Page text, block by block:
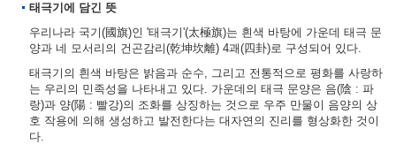
태극기에 담긴 뜻
우리나라 국기(國旗)인 '태극기'(太極旗)는 흰색 바탕에 가운데 태극 문
양과 네 모서리의 건곤감리(乾坤坎離) 4괘(四卦)로 구성되어 있다.
태극기의 흰색 바탕은 밝음과 순수, 그리고 전통적으로 평화를 사랑하
는 우리의 민족성을 나타내고 있다. 가운데의 태극 문양은 음(陰 : 파
랑)과 양(陽 : 빨강)의 조화를 상징하는 것으로 우주 만물이 음양의 상
호 작용에 의해 생성하고 발전한다는 대자연의 진리를 형상화한 것이
다.